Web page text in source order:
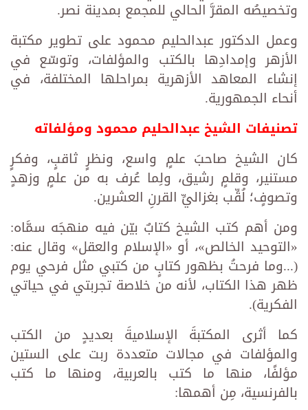
وتخصيصُه المقرَّ الحالي للمجمع بمدينة نصر.
وعمل الدكتور عبدالحليم محمود على تطوير مكتبة
الأزهر وإمدادِها بالكتب والمؤلفات، وتوسّع في
إنشاء المعاهد الأزهرية بمراحلها المختلفة، في
أنحاء الجمهورية.
تصنيفات الشيخ عبدالحليم محمود ومؤلفاته
كان الشيخ صاحبَ علمٍ واسع، ونظرٍ ثاقبٍ، وفكرٍ
مستنير، وقلمٍ رشيق، ولِما عُرف به من علمٍ وزهدٍ
وتصوفٍ؛ لُقِّب بغزاليِّ القرنِ العشرين.
ومن أهم كتب الشيخ كتابٌ بيّن فيه منهجَه سمَّاه:
«التوحيد الخالص»، أو «الإسلام والعقل» وقال عنه:
(...وما فرحتُ بظهور كتابٍ من كتبي مثل فرحي يوم
ظهر هذا الكتاب، لأنه من خلاصة تجربتي في حياتي
الفكرية).
كما أثرى المكتبةَ الإسلاميةَ بعديدٍ من الكتب
والمؤلفات في مجالات متعددة ربت على الستين
مؤلفًا، منها ما كتب بالعربية، ومنها ما كتب
بالفرنسية، مِن أهمها: